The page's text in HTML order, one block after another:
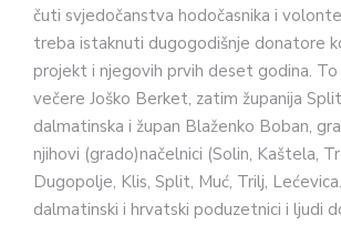
čuti svjedočanstva hodočasnika i
treba istaknuti dugogodišnje donatore
projekt i njegovih prvih deset godina. To
večere Joško Berket, zatim županija
dalmatinska i župan Blaženko Boban,
njihovi (grado)načelnici (Solin, Kaštela,
Dugopolje, Klis, Split, Muć, Trilj,
dalmatinski i hrvatski poduzetnici i ljudi